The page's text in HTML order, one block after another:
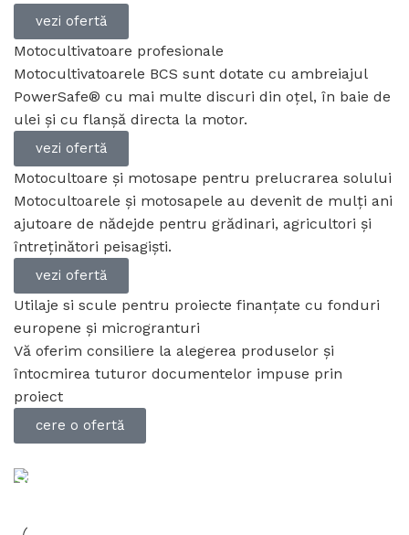
vezi ofertă
Motocultivatoare profesionale
Motocultivatoarele BCS sunt dotate cu ambreiajul
PowerSafe® cu mai multe discuri din oțel, în baie de
ulei și cu flanșă directa la motor.
vezi ofertă
Motocultoare și motosape pentru prelucrarea solului
Motocultoarele și motosapele au devenit de mulţi ani
ajutoare de nădejde pentru grădinari, agricultori şi
întreţinători peisagişti.
vezi ofertă
Utilaje si scule pentru proiecte finanțate cu fonduri
europene și microgranturi
Vă oferim consiliere la alegerea produselor și
întocmirea tuturor documentelor impuse prin
proiect
cere o ofertă
Service Simprocom